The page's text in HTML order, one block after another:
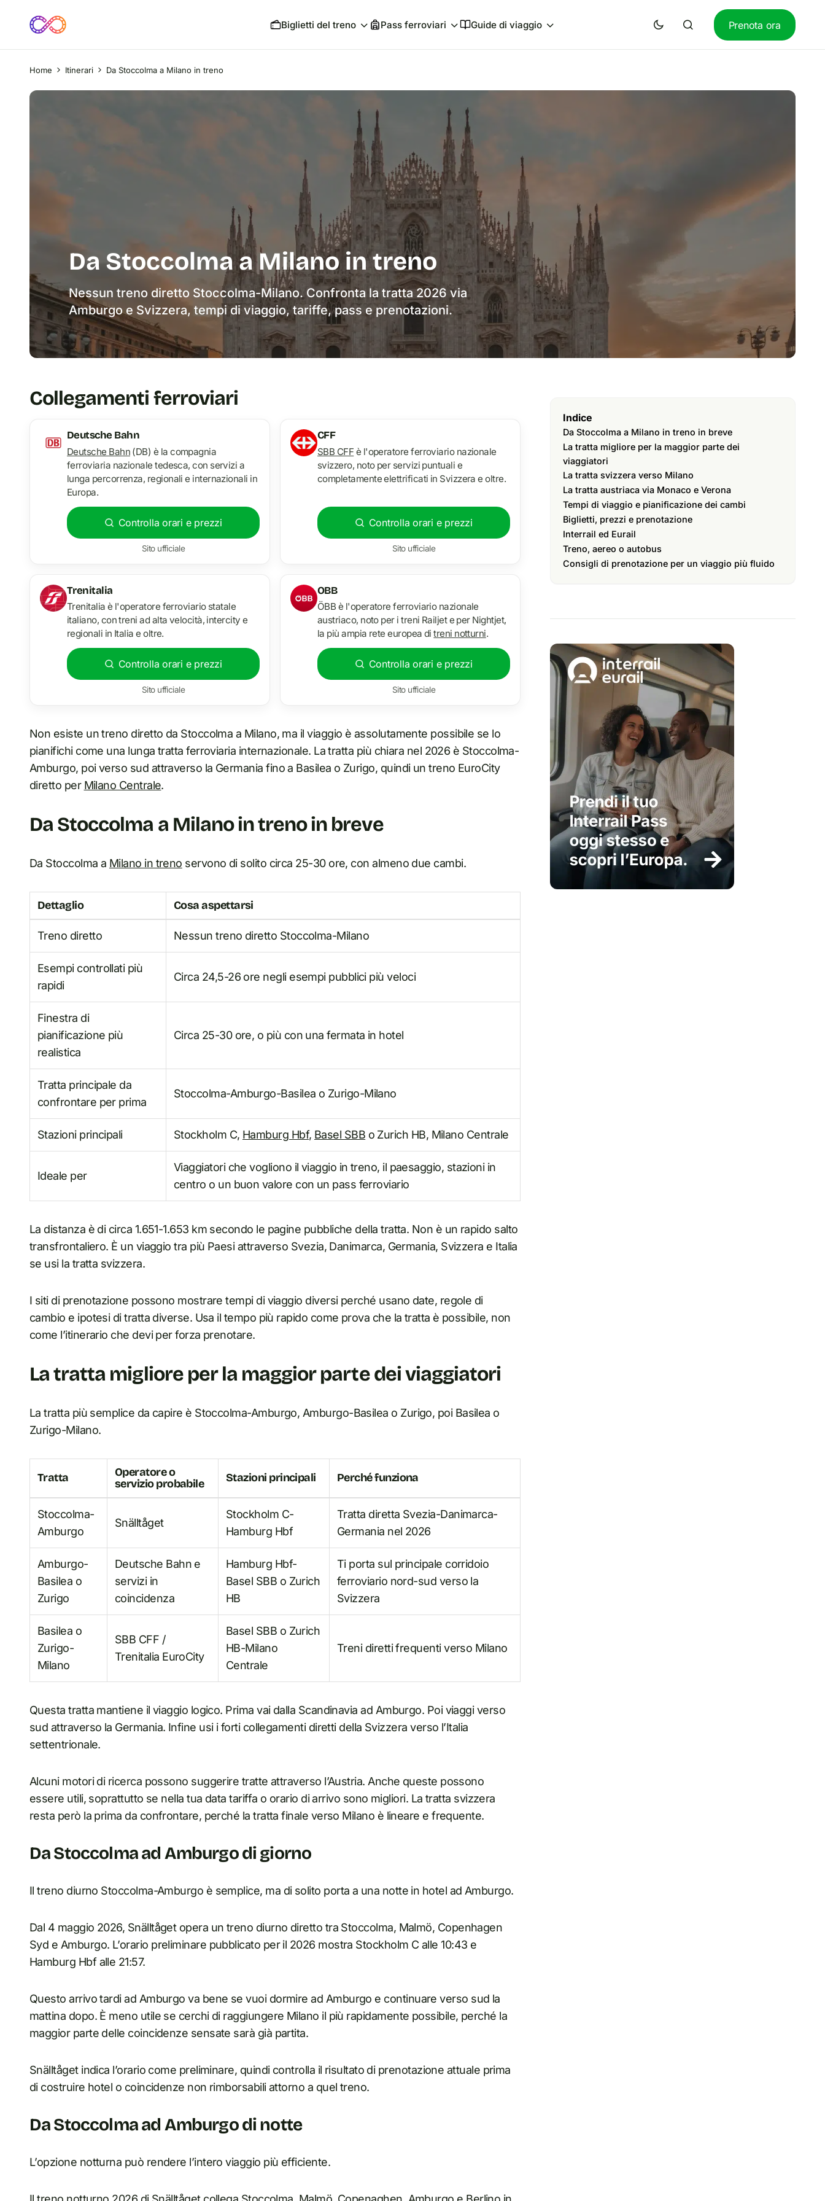
Biglietti del treno Pass ferroviari Guide di viaggio Prenota ora
Home Itinerari Da Stoccolma a Milano in treno
Da Stoccolma a Milano in treno
Nessun treno diretto Stoccolma-Milano. Confronta la tratta 2026 via
Amburgo e Svizzera, tempi di viaggio, tariffe, pass e prenotazioni.
Collegamenti ferroviari
Deutsche Bahn
Deutsche Bahn(DB) è la compagnia
ferroviaria nazionale tedesca, con servizi a
lunga percorrenza, regionali e internazionali in
Europa.
Controlla orari e prezzi
Sito ufficiale
CFF
SBB CFF è l'operatore ferroviario nazionale
svizzero, noto per servizi puntuali e
completamente elettrificati in Svizzera e oltre.
Controlla orari e prezzi
Sito ufficiale
Trenitalia
Trenitalia è l'operatore ferroviario statale
italiano, con treni ad alta velocità, intercity e
regionali in Italia e oltre.
Controlla orari e prezzi
Sito ufficiale
OBB
ÖBB è l'operatore ferroviario nazionale
austriaco, noto per i treni Railjet e per Nightjet,
la più ampia rete europea ditreni notturni.
Controlla orari e prezzi
Sito ufficiale
Non esiste un treno diretto da Stoccolma a Milano, ma il viaggio è assolutamente possibile se lo
pianifichi come una lunga tratta ferroviaria internazionale. La tratta più chiara nel 2026 è Stoccolma-
Amburgo, poi verso sud attraverso la Germania fino a Basilea o Zurigo, quindi un treno EuroCity
diretto per Milano Centrale.
Da Stoccolma a Milano in treno in breve
Da Stoccolma a Milano in treno servono di solito circa 25-30 ore, con almeno due cambi.
Dettaglio Cosa aspettarsi
Treno diretto Nessun treno diretto Stoccolma-Milano
Esempi controllati più
rapidi
Circa 24,5-26 ore negli esempi pubblici più veloci
Finestra di
pianificazione più
realistica
Circa 25-30 ore, o più con una fermata in hotel
Tratta principale da
confrontare per prima
Stoccolma-Amburgo-Basilea o Zurigo-Milano
Stazioni principali Stockholm C, Hamburg Hbf, Basel SBB o Zurich HB, Milano Centrale
Ideale per
Viaggiatori che vogliono il viaggio in treno, il paesaggio, stazioni in
centro o un buon valore con un pass ferroviario
La distanza è di circa 1.651-1.653 km secondo le pagine pubbliche della tratta. Non è un rapido salto
transfrontaliero. È un viaggio tra più Paesi attraverso Svezia, Danimarca, Germania, Svizzera e Italia
se usi la tratta svizzera.
I siti di prenotazione possono mostrare tempi di viaggio diversi perché usano date, regole di
cambio e ipotesi di tratta diverse. Usa il tempo più rapido come prova che la tratta è possibile, non
come l’itinerario che devi per forza prenotare.
La tratta migliore per la maggior parte dei viaggiatori
La tratta più semplice da capire è Stoccolma-Amburgo, Amburgo-Basilea o Zurigo, poi Basilea o
Zurigo-Milano.
Tratta
Operatore o
servizio probabile
Stazioni principali Perché funziona
Stoccolma-
Amburgo
Snälltåget
Stockholm C-
Hamburg Hbf
Tratta diretta Svezia-Danimarca-
Germania nel 2026
Amburgo-
Basilea o
Zurigo
Deutsche Bahn e
servizi in
coincidenza
Hamburg Hbf-
Basel SBB o Zurich
HB
Ti porta sul principale corridoio
ferroviario nord-sud verso la
Svizzera
Basilea o
Zurigo-
Milano
SBB CFF /
Trenitalia EuroCity
Basel SBB o Zurich
HB-Milano
Centrale
Treni diretti frequenti verso Milano
Questa tratta mantiene il viaggio logico. Prima vai dalla Scandinavia ad Amburgo. Poi viaggi verso
sud attraverso la Germania. Infine usi i forti collegamenti diretti della Svizzera verso l’Italia
settentrionale.
Alcuni motori di ricerca possono suggerire tratte attraverso l’Austria. Anche queste possono
essere utili, soprattutto se nella tua data tariffa o orario di arrivo sono migliori. La tratta svizzera
resta però la prima da confrontare, perché la tratta finale verso Milano è lineare e frequente.
Da Stoccolma ad Amburgo di giorno
Il treno diurno Stoccolma-Amburgo è semplice, ma di solito porta a una notte in hotel ad Amburgo.
Dal 4 maggio 2026, Snälltåget opera un treno diurno diretto tra Stoccolma, Malmö, Copenhagen
Syd e Amburgo. L’orario preliminare pubblicato per il 2026 mostra Stockholm C alle 10:43 e
Hamburg Hbf alle 21:57.
Questo arrivo tardi ad Amburgo va bene se vuoi dormire ad Amburgo e continuare verso sud la
mattina dopo. È meno utile se cerchi di raggiungere Milano il più rapidamente possibile, perché la
maggior parte delle coincidenze sensate sarà già partita.
Snälltåget indica l’orario come preliminare, quindi controlla il risultato di prenotazione attuale prima
di costruire hotel o coincidenze non rimborsabili attorno a quel treno.
Da Stoccolma ad Amburgo di notte
L’opzione notturna può rendere l’intero viaggio più efficiente.
Indice
Da Stoccolma a Milano in treno in breve
La tratta migliore per la maggior parte dei
viaggiatori
La tratta svizzera verso Milano
La tratta austriaca via Monaco e Verona
Tempi di viaggio e pianificazione dei cambi
Biglietti, prezzi e prenotazione
Interrail ed Eurail
Treno, aereo o autobus
Consigli di prenotazione per un viaggio più fluido